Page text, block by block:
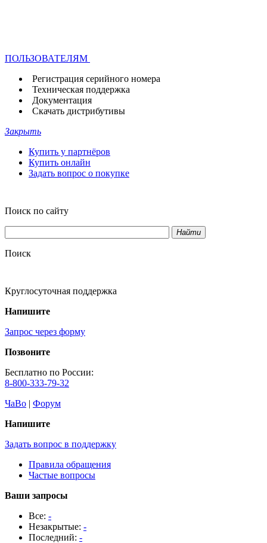
ПОЛЬЗОВАТЕЛЯМ
Регистрация серийного номера
Техническая поддержка
Документация
Скачать дистрибутивы
Закрыть
Купить у партнёров
Купить онлайн
Задать вопрос о покупке
Поиск по сайту
Найти
Поиск
Круглосуточная поддержка
Напишите
Запрос через форму
Позвоните
Бесплатно по России:
8-800-333-79-32
ЧаВо | Форум
Напишите
Задать вопрос в поддержку
Правила обращения
Частые вопросы
Ваши запросы
Все: -
Незакрытые: -
Последний: -